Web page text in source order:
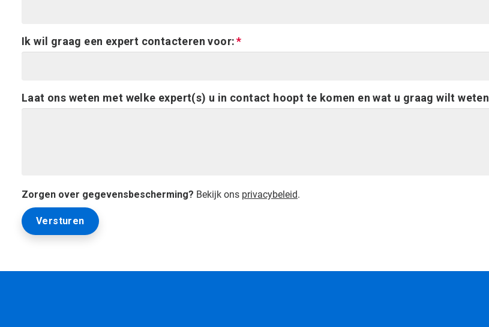
Ik wil graag een expert contacteren voor:
Laat ons weten met welke expert(s) u in contact hoopt te komen en wat u graag wilt weten
Zorgen over gegevensbescherming? Bekijk ons privacybeleid.